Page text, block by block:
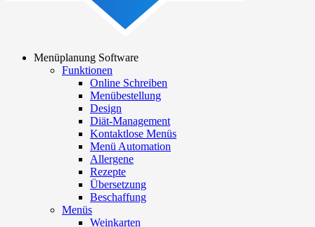
navigation
Menüplanung Software
Funktionen
Online Schreiben
Menübestellung
Design
Diät-Management
Kontaktlose Menüs
Menü Automation
Allergene
Rezepte
Übersetzung
Beschaffung
Menüs
Weinkarten